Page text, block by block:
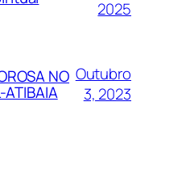
2025
NO
ATIBAIA
Outubro
3, 2023